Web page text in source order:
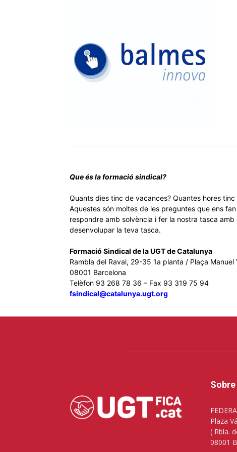
Que és la formació sindical?
Quants dies tinc de vacances? Quantes hores
Aquestes són moltes de les preguntes que ens
respondre amb solvència i fer la nostra tasca
desenvolupar la teva tasca.
Formació Sindical de la UGT de Catalunya
Rambla del Raval, 29-35 1a planta / Plaça
08001 Barcelona
Telèfon 93 268 78 36 – Fax 93 319 75 94
fsindical@catalunya.ugt.org
Plaza
( Rbla.
08001